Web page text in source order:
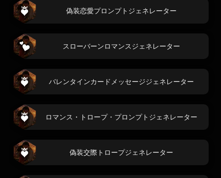
偽装恋愛プロンプトジェネレーター
スローバーンロマンスジェネレーター
バレンタインカードメッセージジェネレーター
ロマンス・トロープ・プロンプトジェネレーター
偽装交際トロープジェネレーター